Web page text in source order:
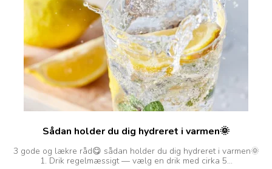
Sådan holder du dig hydreret i varmen🌞
3 gode og lækre råd😋 sådan holder du dig hydreret i varmen🌞
1. Drik regelmæssigt — vælg en drik med cirka 5...